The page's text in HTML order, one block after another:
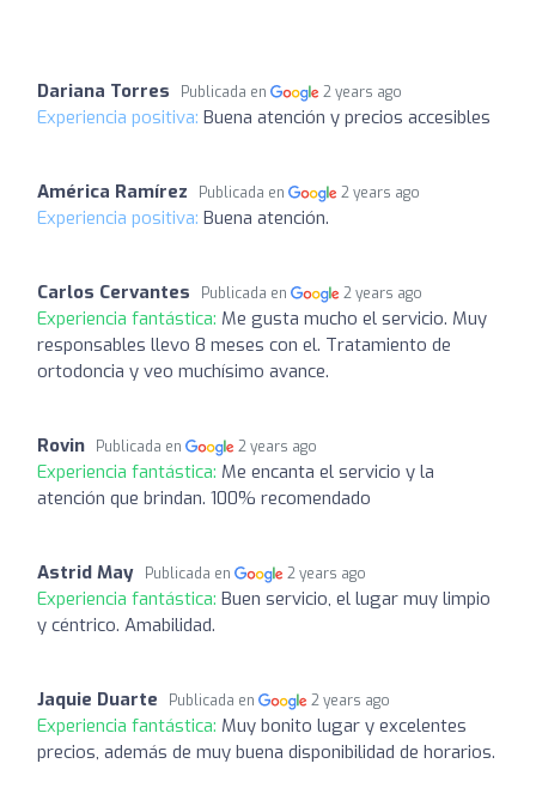
Dariana Torres Publicada en 2 years ago
Experiencia positiva: Buena atención y precios accesibles
América Ramírez Publicada en 2 years ago
Experiencia positiva: Buena atención.
Carlos Cervantes Publicada en 2 years ago
Experiencia fantástica: Me gusta mucho el servicio. Muy
responsables llevo 8 meses con el. Tratamiento de
ortodoncia y veo muchísimo avance.
Rovin Publicada en 2 years ago
Experiencia fantástica: Me encanta el servicio y la
atención que brindan. 100% recomendado
Astrid May Publicada en 2 years ago
Experiencia fantástica: Buen servicio, el lugar muy limpio
y céntrico. Amabilidad.
Jaquie Duarte Publicada en 2 years ago
Experiencia fantástica: Muy bonito lugar y excelentes
precios, además de muy buena disponibilidad de horarios.